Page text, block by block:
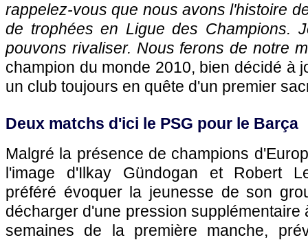
rappelez-vous que nous avons l'histoire
de trophées en Ligue des Champions.
pouvons rivaliser. Nous ferons de notre
champion du monde 2010, bien décidé à
un club toujours en quête d'un premier
Deux matchs d'ici le PSG pour le Barça
Malgré la présence de champions
l'image d'Ilkay Gündogan et Robert
préféré évoquer la jeunesse de son
décharger d'une pression supplémentaire
semaines de la première manche,